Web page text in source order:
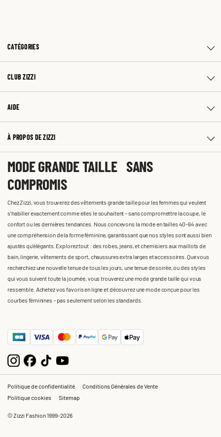
CATÉGORIES
CLUB ZIZZI
AIDE
À PROPOS DE ZIZZI
MODE GRANDE TAILLE SANS
COMPROMIS
Chez Zizzi, vous trouverez des vêtements grande taille pour les femmes qui veulent
s'habiller exactement comme elles le souhaitent – sans compromettre la coupe, le
confort ou les dernières tendances. Nous concevons la mode en tailles 40-64 avec
une compréhension de la forme féminine, garantissant que nos styles sont aussi bien
ajustés qu'élégants. Explorez tout : des robes, jeans, et chemisiers aux maillots de
bain, lingerie, vêtements de sport, chaussures extra larges et accessoires. Que vous
recherchiez une nouvelle tenue de tous les jours, une tenue de soirée, ou des styles
qui vous suivent toute la journée, vous trouverez une mode grande taille qui vous
ressemble. Achetez vos favoris en ligne et découvrez une mode conçue pour les
courbes féminines – pas seulement selon les standards.
Politique de confidentialité
Conditions Générales de Vente
Politique cookies
Sitemap
© Zizzi Fashion 1999-2026